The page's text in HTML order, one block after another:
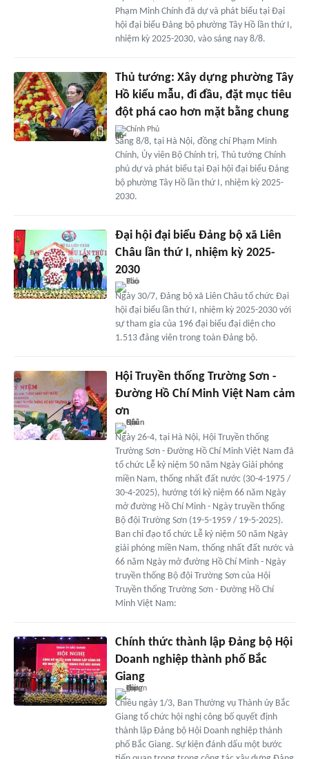
Phạm Minh Chính đã dự và phát biểu tại Đại
hội đại biểu Đảng bộ phường Tây Hồ lần thứ I,
nhiệm kỳ 2025-2030, vào sáng nay 8/8.
Thủ tướng: Xây dựng phường Tây
Hồ kiểu mẫu, đi đầu, đặt mục tiêu
đột phá cao hơn mặt bằng chung
Chính Phủ
Sáng 8/8, tại Hà Nội, đồng chí Phạm Minh
Chính, Ủy viên Bộ Chính trị, Thủ tướng Chính
phủ dự và phát biểu tại Đại hội đại biểu Đảng
bộ phường Tây Hồ lần thứ I, nhiệm kỳ 2025-
2030.
Đại hội đại biểu Đảng bộ xã Liên
Châu lần thứ I, nhiệm kỳ 2025-
2030
Ngày 30/7, Đảng bộ xã Liên Châu tổ chức Đại
hội đại biểu lần thứ I, nhiệm kỳ 2025-2030 với
sự tham gia của 196 đại biểu đại diện cho
1.513 đảng viên trong toàn Đảng bộ.
Hội Truyền thống Trường Sơn -
Đường Hồ Chí Minh Việt Nam cảm
ơn
Ngày 26-4, tại Hà Nội, Hội Truyền thống
Trường Sơn - Đường Hồ Chí Minh Việt Nam đã
tổ chức Lễ kỷ niệm 50 năm Ngày Giải phóng
miền Nam, thống nhất đất nước (30-4-1975 /
30-4-2025), hướng tới kỷ niệm 66 năm Ngày
mở đường Hồ Chí Minh - Ngày truyền thống
Bộ đội Trường Sơn (19-5-1959 / 19-5-2025).
Ban chỉ đạo tổ chức Lễ kỷ niệm 50 năm Ngày
giải phóng miền Nam, thống nhất đất nước và
66 năm Ngày mở đường Hồ Chí Minh - Ngày
truyền thống Bộ đội Trường Sơn của Hội
Truyền thống Trường Sơn - Đường Hồ Chí
Minh Việt Nam:
Chính thức thành lập Đảng bộ Hội
Doanh nghiệp thành phố Bắc
Giang
Chiều ngày 1/3, Ban Thường vụ Thành ủy Bắc
Giang tổ chức hội nghị công bố quyết định
thành lập Đảng bộ Hội Doanh nghiệp thành
phố Bắc Giang. Sự kiện đánh dấu một bước